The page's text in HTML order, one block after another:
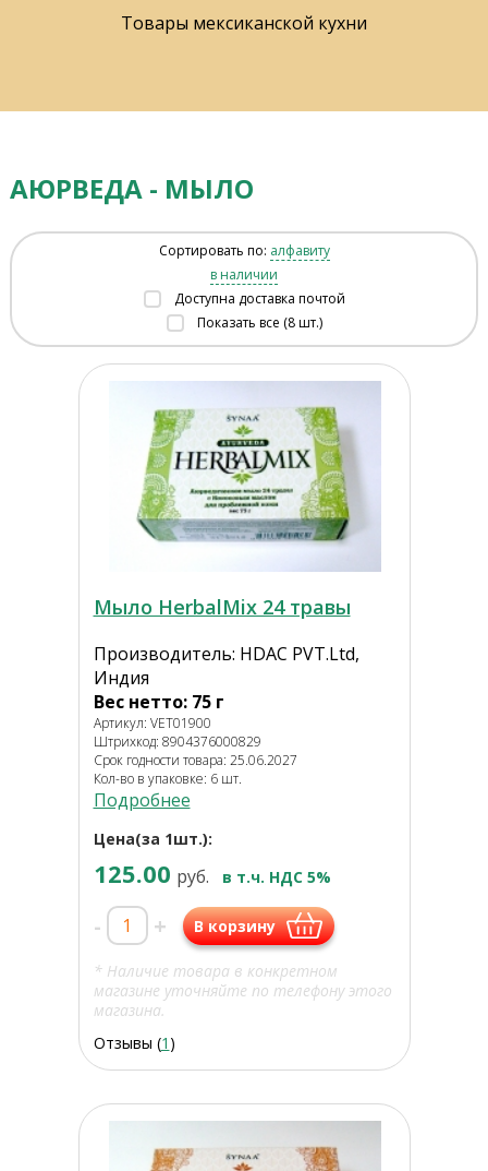
Товары мексиканской кухни
АЮРВЕДА - МЫЛО
Сортировать по: алфавиту
в наличии
Доступна доставка почтой
Показать все (8 шт.)
Мыло HerbalMix 24 травы
Производитель: HDAC PVT.Ltd,
Индия
Вес нетто: 75 г
Артикул: VET01900
Штрихкод: 8904376000829
Срок годности товара: 25.06.2027
Кол-во в упаковке: 6 шт.
Подробнее
Цена(за 1шт.):
125.00 руб. в т.ч. НДС 5%
- + В корзину
* Наличие товара в конкретном
магазине уточняйте по телефону этого
магазина.
Отзывы (1 )